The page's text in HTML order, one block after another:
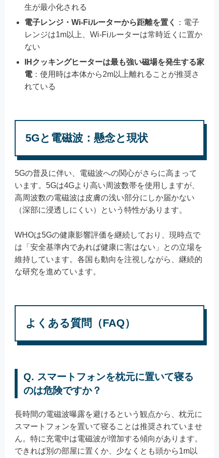
生が最小化される
電子レンジ・Wi-Fiルーターから距離を置く
：電子
レンジは1m以上、Wi-Fiルーターは常時近くに置か
ない
IHクッキングヒーターは最も強い磁場を発生する家
電：使用時は本体から2m以上離れることが推奨さ
れている
5Gと電磁波：懸念と現状
5Gの普及に伴い、電磁波への関心がさらに高まって
います。5Gは4Gより高い周波数帯を使用しますが、
高周波数の電磁波は皮膚の浅い部分にしか届かない
（深部に浸透しにくい）という特性があります。
WHOは5Gの健康影響評価を継続しており、現時点で
は「安全基準内であれば健康に害はない」との立場を
維持しています。各国も動向を注視しながら、継続的
な研究を進めています。
よくある質問（FAQ）
Q. スマートフォンを枕元に置いて寝る
のは危険ですか？
長時間の電磁波曝露を避けるという観点から、枕元に
スマートフォンを置いて寝ることは推奨されていませ
ん。特に充電中は電磁波が増加する傾向があります。
できれば別の部屋に置くか、少なくとも頭から1m以